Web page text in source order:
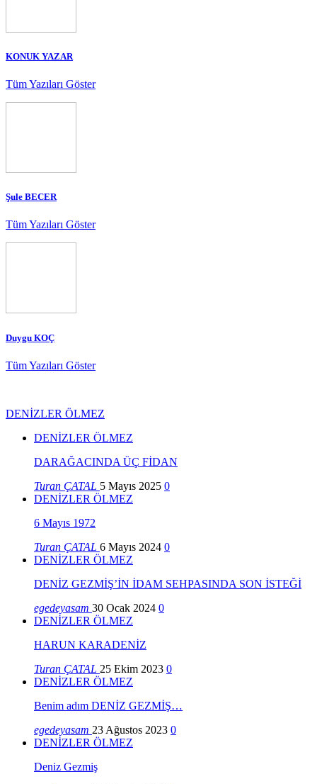
KONUK YAZAR
Tüm Yazıları Göster
Şule BECER
Tüm Yazıları Göster
Duygu KOÇ
Tüm Yazıları Göster
DENİZLER ÖLMEZ
DENİZLER ÖLMEZ
DARAĞACINDA ÜÇ FİDAN
Turan ÇATAL 5 Mayıs 2025 0
DENİZLER ÖLMEZ
6 Mayıs 1972
Turan ÇATAL 6 Mayıs 2024 0
DENİZLER ÖLMEZ
DENİZ GEZMİŞ’İN İDAM SEHPASINDA SON İSTEĞİ
egedeyasam 30 Ocak 2024 0
DENİZLER ÖLMEZ
HARUN KARADENİZ
Turan ÇATAL 25 Ekim 2023 0
DENİZLER ÖLMEZ
Benim adım DENİZ GEZMİŞ…
egedeyasam 23 Ağustos 2023 0
DENİZLER ÖLMEZ
Deniz Gezmiş